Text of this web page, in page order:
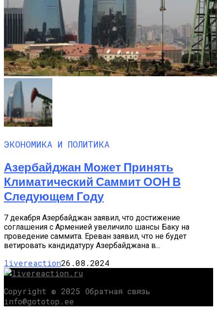
ЭКОНОМИКА И ПОЛИТИКА
Азербайджан Может Принять
Климатический Саммит ООН В
Следующем Году
7 декабря Азербайджан заявил, что достижение
соглашения с Арменией увеличило шансы Баку на
проведение саммита. Ереван заявил, что не будет
ветировать кандидатуру Азербайджана в...
livereaction26.08.2024
Copyright © 2025 Обратная связь
info@gototop.ee